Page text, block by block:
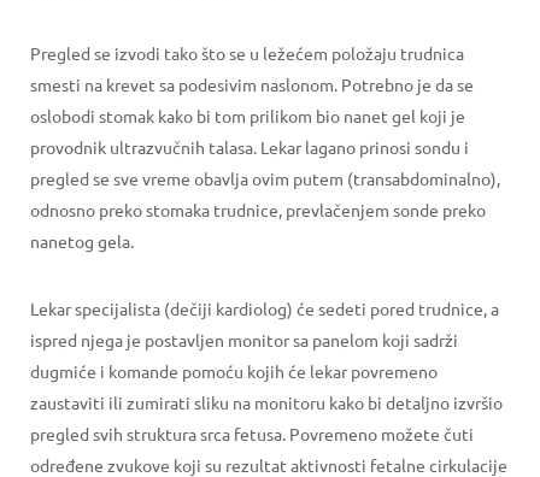
Pregled se izvodi tako što se u ležećem položaju trudnica
smesti na krevet sa podesivim naslonom. Potrebno je da se
oslobodi stomak kako bi tom prilikom bio nanet gel koji je
provodnik ultrazvučnih talasa. Lekar lagano prinosi sondu i
pregled se sve vreme obavlja ovim putem (transabdominalno),
odnosno preko stomaka trudnice, prevlačenjem sonde preko
nanetog gela.
Lekar specijalista (dečiji kardiolog) će sedeti pored trudnice, a
ispred njega je postavljen monitor sa panelom koji sadrži
dugmiće i komande pomoću kojih će lekar povremeno
zaustaviti ili zumirati sliku na monitoru kako bi detaljno izvršio
pregled svih struktura srca fetusa. Povremeno možete čuti
određene zvukove koji su rezultat aktivnosti fetalne cirkulacije